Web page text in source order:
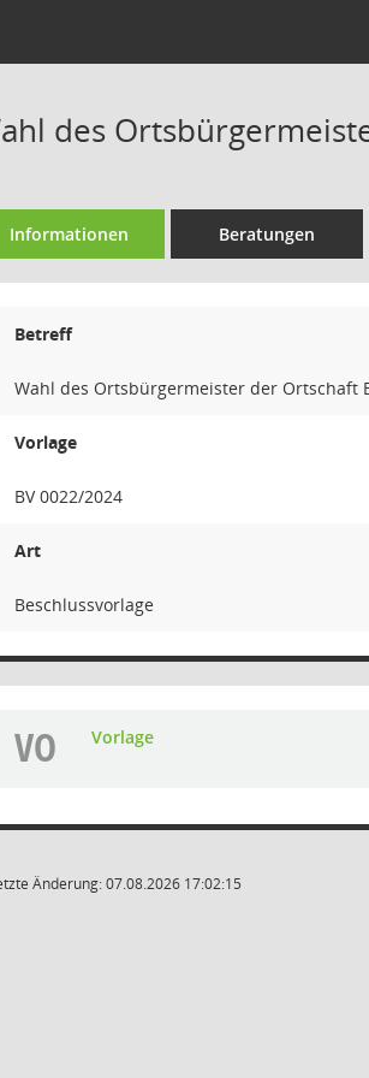
des
Informationen Beratungen
Betreff
Wahl des Ortsbürgermeister der Ortschaft
Vorlage
BV 0022/2024
Art
Beschlussvorlage
VO Vorlage
Änderung: 07.08.2026 17:02:15